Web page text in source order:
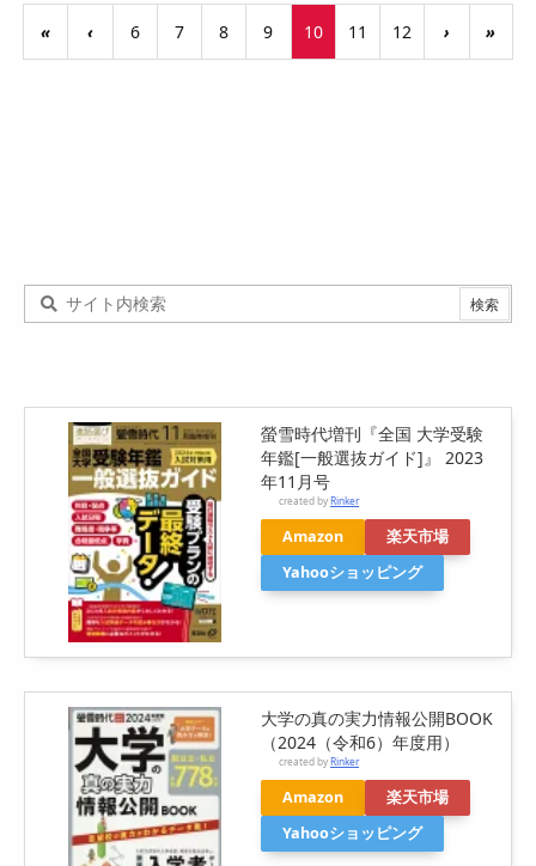
« ‹ 6 7 8 9 10 11 12 › »
螢雪時代増刊『全国 大学受験
年鑑[一般選抜ガイド]』 2023
年11月号
created by Rinker
Amazon
楽天市場
Yahooショッピング
大学の真の実力情報公開BOOK
（2024（令和6）年度用）
created by Rinker
Amazon
楽天市場
Yahooショッピング